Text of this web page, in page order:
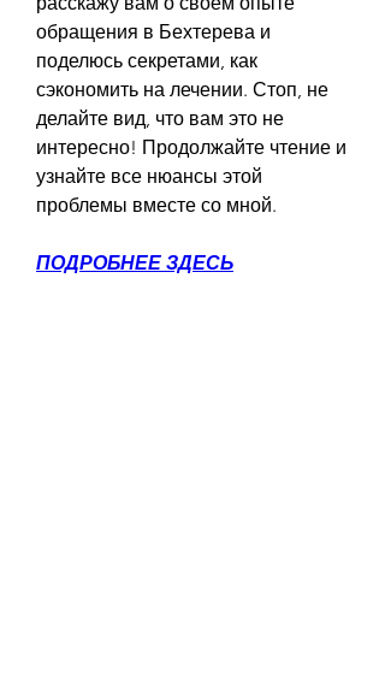
обращения в Бехтерева и
поделюсь секретами, как
сэкономить на лечении. Стоп, не
делайте вид, что вам это не
интересно! Продолжайте чтение и
узнайте все нюансы этой
проблемы вместе со мной.
ПОДРОБНЕЕ ЗДЕСЬ